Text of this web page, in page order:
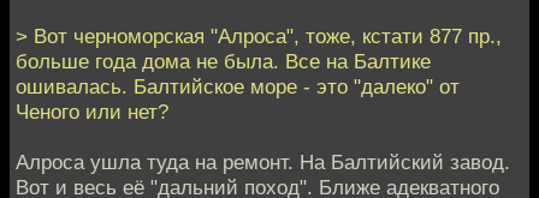
> Вот черноморская "Алроса", тоже, кстати 877 пр.,
больше года дома не была. Все на Балтике
ошивалась. Балтийское море - это "далеко" от
Ченого или нет?
Алроса ушла туда на ремонт. На Балтийский завод.
Вот и весь её "дальний поход". Ближе адекватного